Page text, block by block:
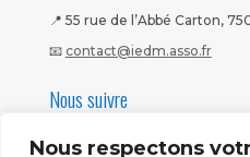
Nous respectons
📍 55 rue de l’Abbé Carton,
📧 contact@iedm.asso.fr
Nous suivre